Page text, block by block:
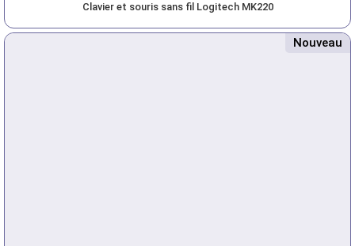
Clavier et souris sans fil Logitech MK220
Nouveau